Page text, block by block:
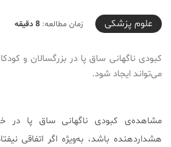
2026-05-10T16:00:42+03:30
علوم پزشكی زمان مطالعه: 8 دقیقه
کبودی ناگهانی ساق پا در بزرگسالان و
می‌تواند ایجاد ‌شود.
مشاهده‌ی کبودی ناگهانی ساق پا در
هشداردهنده باشد، به‌ویژه اگر اتفاقی